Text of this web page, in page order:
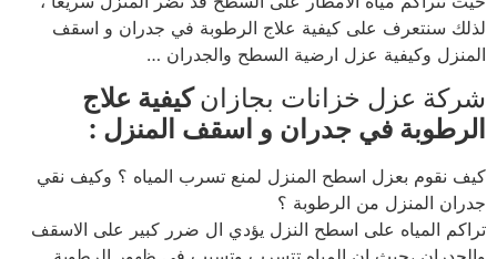
لذلك سنتعرف على كيفية علاج الرطوبة في جدران و اسقف
المنزل وكيفية عزل ارضية السطح والجدران …
شركة عزل خزانات بجازانكيفية علاج
الرطوبة في جدران و اسقف المنزل :
كيف نقوم بعزل اسطح المنزل لمنع تسرب المياه ؟ وكيف نقي
جدران المنزل من الرطوبة ؟
تراكم المياه على اسطح النزل يؤدي ال ضرر كبير على الاسقف